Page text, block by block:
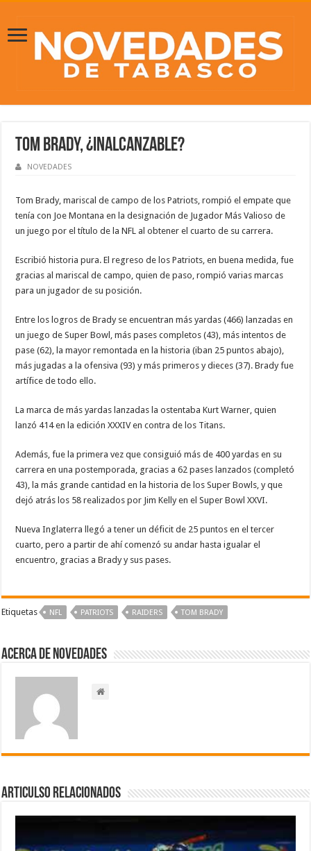
Tom Brady, ¿inalcanzable?
NOVEDADES
Tom Brady, mariscal de campo de los Patriots, rompió el empate que
tenía con Joe Montana en la designación de Jugador Más Valioso de
un juego por el título de la NFL al obtener el cuarto de su carrera.
Escribió historia pura. El regreso de los Patriots, en buena medida, fue
gracias al mariscal de campo, quien de paso, rompió varias marcas
para un jugador de su posición.
Entre los logros de Brady se encuentran más yardas (466) lanzadas en
un juego de Super Bowl, más pases completos (43), más intentos de
pase (62), la mayor remontada en la historia (iban 25 puntos abajo),
más jugadas a la ofensiva (93) y más primeros y dieces (37). Brady fue
artífice de todo ello.
La marca de más yardas lanzadas la ostentaba Kurt Warner, quien
lanzó 414 en la edición XXXIV en contra de los Titans.
Además, fue la primera vez que consiguió más de 400 yardas en su
carrera en una postemporada, gracias a 62 pases lanzados (completó
43), la más grande cantidad en la historia de los Super Bowls, y que
dejó atrás los 58 realizados por Jim Kelly en el Super Bowl XXVI.
Nueva Inglaterra llegó a tener un déficit de 25 puntos en el tercer
cuarto, pero a partir de ahí comenzó su andar hasta igualar el
encuentro, gracias a Brady y sus pases.
Etiquetas ‪‪NFL‬ PATRIOTS RAIDERS TOM BRADY
Acerca de NOVEDADES
Articulso Relacionados